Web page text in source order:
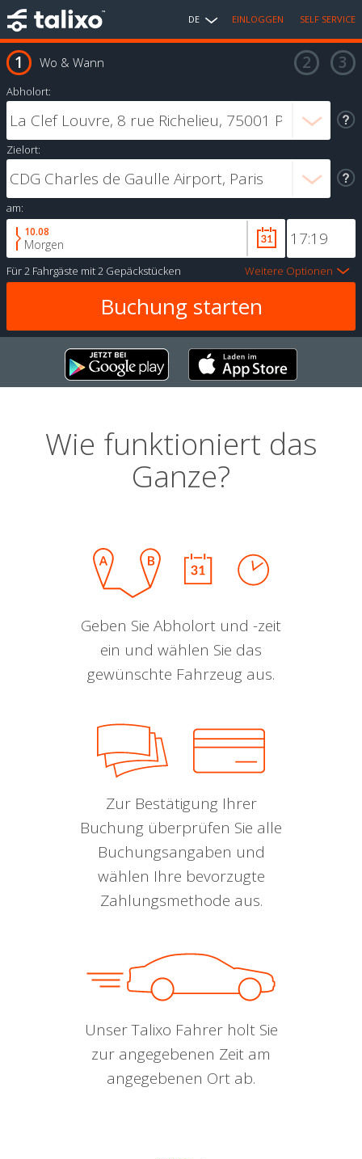
DE EINLOGGEN SELF SERVICE
Wo & Wann
Abholort:
Zielort:
am:
10.08
Morgen
Für2 Fahrgäste mit2 Gepäckstücken Weitere Optionen
Wie funktioniert das
Ganze?
Geben Sie Abholort und -zeit
ein und wählen Sie das
gewünschte Fahrzeug aus.
Zur Bestätigung Ihrer
Buchung überprüfen Sie alle
Buchungsangaben und
wählen Ihre bevorzugte
Zahlungsmethode aus.
Unser Talixo Fahrer holt Sie
zur angegebenen Zeit am
angegebenen Ort ab.